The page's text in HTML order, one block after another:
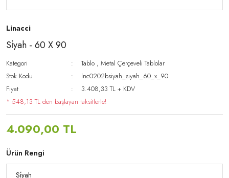
Linacci
Si̇yah - 60 X 90
Kategori Tablo ,Metal Çerçeveli Tablolar
Stok Kodu
lnc0202bsiyah_siyah_60_x_90
Fiyat
3.408,33 TL + KDV
* 548,13 TL den başlayan taksitlerle!
4.090,00 TL
Ürün Rengi